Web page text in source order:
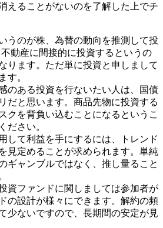
えることがないのを了解した上でチ
うのが株、為替の動向を推測して投
動産に間接的に投資するというの
ります。ただ単に投資と申しまして
す。
のある投資を行ないたい人は、国債
だと思います。商品先物に投資する
クを背負い込むことになるというこ
ださい。
して利益を手にするには、トレンド
見定めることが求められます。単純
ギャンブルではなく、推し量ること
資ファンドに関しましては参加者が
の設計が様々にできます。解約の頻
少ないですので、長期間の安定が見